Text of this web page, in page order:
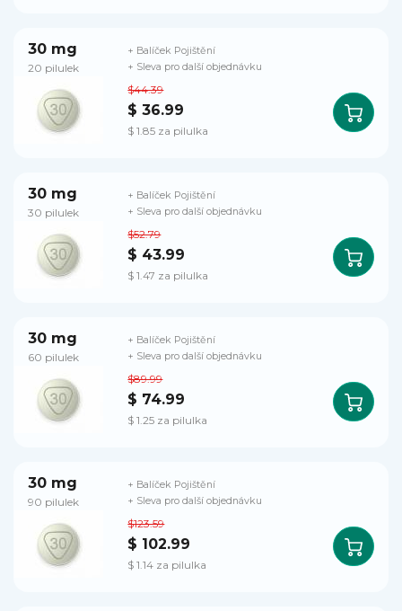
30 mg
20 pilulek
$44.39
$ 36.99
$ 1.85 za pilulka
+ Balíček Pojištění
+ Sleva pro další objednávku
30 mg
30 pilulek
$52.79
$ 43.99
$ 1.47 za pilulka
+ Balíček Pojištění
+ Sleva pro další objednávku
30 mg
60 pilulek
$89.99
$ 74.99
$ 1.25 za pilulka
+ Balíček Pojištění
+ Sleva pro další objednávku
30 mg
90 pilulek
$123.59
$ 102.99
$ 1.14 za pilulka
+ Balíček Pojištění
+ Sleva pro další objednávku